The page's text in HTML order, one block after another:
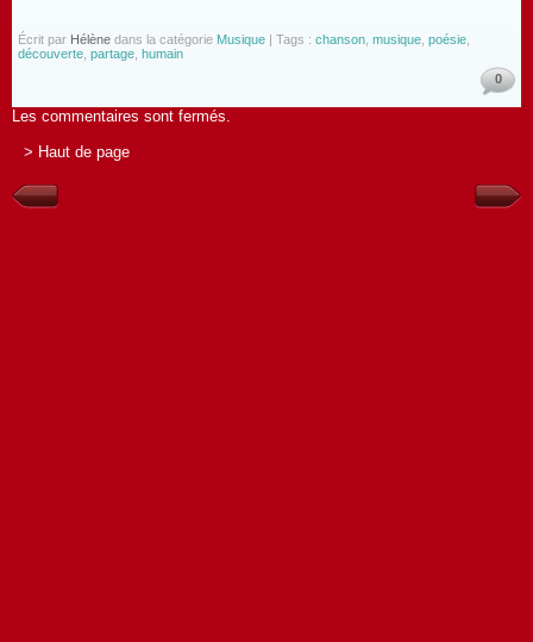
Écrit par Hélène dans la catégorie Musique | Tags : chanson musique poésie
découverte partage humain
0
Les commentaires sont fermés.
> Haut de page